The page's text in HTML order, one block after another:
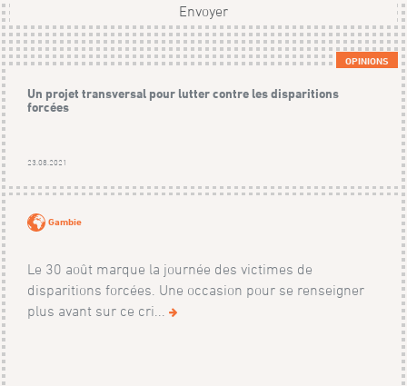
Envoyer
OPINIONS
Un projet transversal pour lutter contre les disparitions
forcées
23.08.2021
Gambie
Le 30 août marque la journée des victimes de
disparitions forcées. Une occasion pour se renseigner
plus avant sur ce cri...